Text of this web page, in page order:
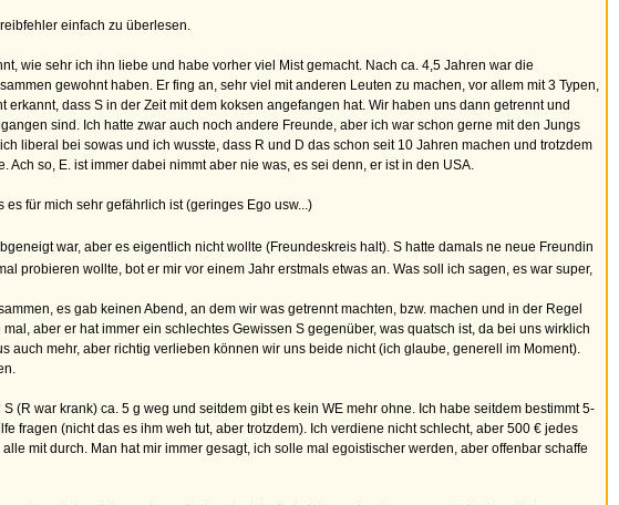
einfach zu überlesen.
wie sehr ich ihn liebe und habe vorher viel Mist gemacht. Nach ca. 4,5 Jahren war die
gewohnt haben. Er fing an, sehr viel mit anderen Leuten zu machen, vor allem mit 3 Typen,
dass S in der Zeit mit dem koksen angefangen hat. Wir haben uns dann getrennt und
sind. Ich hatte zwar auch noch andere Freunde, aber ich war schon gerne mit den Jungs
liberal bei sowas und ich wusste, dass R und D das schon seit 10 Jahren machen und trotzdem
so, E. ist immer dabei nimmt aber nie was, es sei denn, er ist in den USA.
für mich sehr gefährlich ist (geringes Ego usw...)
war, aber es eigentlich nicht wollte (Freundeskreis halt). S hatte damals ne neue Freundin
probieren wollte, bot er mir vor einem Jahr erstmals etwas an. Was soll ich sagen, es war super,
es gab keinen Abend, an dem wir was getrennt machten, bzw. machen und in der Regel
aber er hat immer ein schlechtes Gewissen S gegenüber, was quatsch ist, da bei uns wirklich
auch mehr, aber richtig verlieben können wir uns beide nicht (ich glaube, generell im Moment).
(R war krank) ca. 5 g weg und seitdem gibt es kein WE mehr ohne. Ich habe seitdem bestimmt 5-
fragen (nicht das es ihm weh tut, aber trotzdem). Ich verdiene nicht schlecht, aber 500 € jedes
mit durch. Man hat mir immer gesagt, ich solle mal egoistischer werden, aber offenbar schaffe